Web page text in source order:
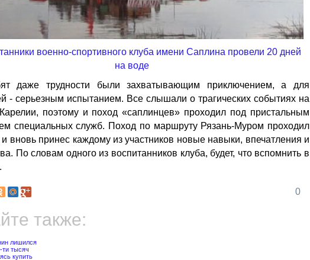
даже трудности были захватывающим приключением, а для
- серьезным испытанием. Все слышали о трагических событиях на
поэтому и поход «саплинцев» проходил под пристальным
специальных служб. Поход по маршруту Рязань-Муром проходил
и вновь принес каждому из участников новые навыки, впечатления и
По словам одного из воспитанников клуба, будет, что вспомнить в
0
также: